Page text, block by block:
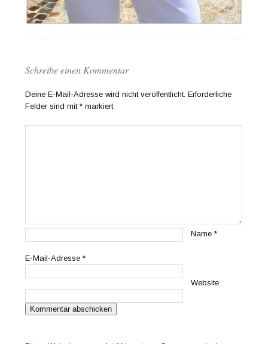
Schreibe einen Kommentar
Deine E-Mail-Adresse wird nicht veröffentlicht. Erforderliche
Felder sind mit* markiert
Name*
E-Mail-Adresse*
Website